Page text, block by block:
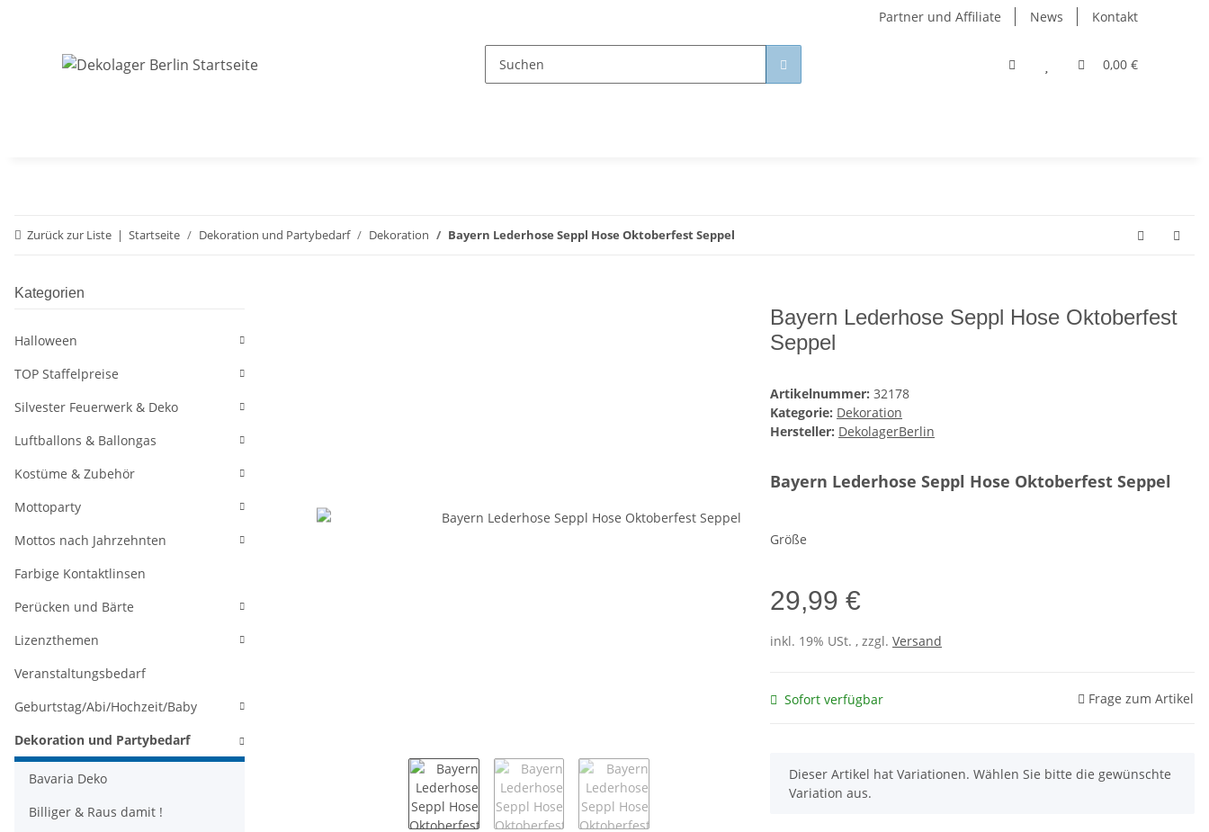
Partner und Affiliate News Kontakt
0,00 €
Zurück zur Liste Startseite Dekoration und Partybedarf Dekoration Bayern Lederhose Seppl Hose Oktoberfest Seppel
Bayern Lederhose Seppl Hose Oktoberfest
Seppel
Artikelnummer: 32178
Kategorie: Dekoration
Hersteller: DekolagerBerlin
Bayern Lederhose Seppl Hose Oktoberfest Seppel
Größe
29,99 €
inkl. 19% USt. , zzgl. Versand
Sofort verfügbar Frage zum Artikel
x
Dieser Artikel hat Variationen. Wählen Sie bitte die gewünschte
Variation aus.
Kategorien
Halloween
TOP Staffelpreise
Silvester Feuerwerk & Deko
Luftballons & Ballongas
Kostüme & Zubehör
Mottoparty
Mottos nach Jahrzehnten
Farbige Kontaktlinsen
Perücken und Bärte
Lizenzthemen
Veranstaltungsbedarf
Geburtstag/Abi/Hochzeit/Baby
Dekoration und Partybedarf
Bavaria Deko
Billiger & Raus damit !